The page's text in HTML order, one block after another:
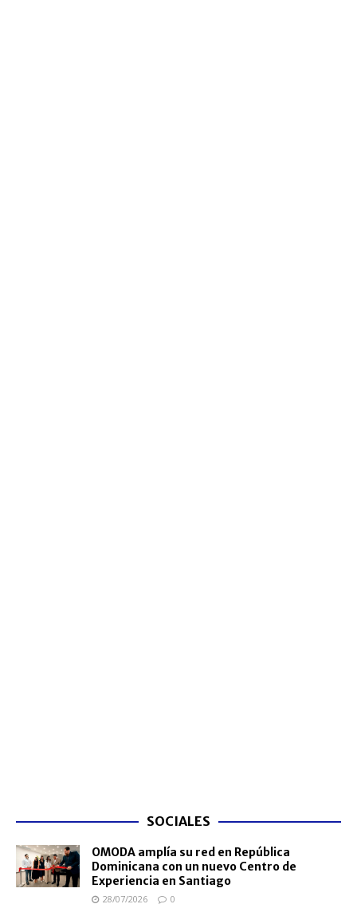
SOCIALES
OMODA amplía su red en República
Dominicana con un nuevo Centro de
Experiencia en Santiago
28/07/2026 0